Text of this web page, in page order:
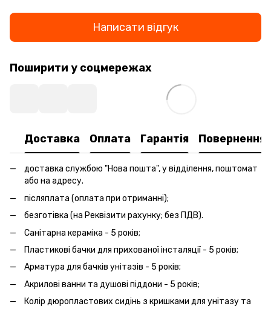
Написати відгук
Поширити у соцмережах
Доставка Оплата Гарантія Повернення
доставка службою "Нова пошта", у відділення, поштомат
або на адресу.
післяплата (оплата при отриманні);
безготівка (на Реквізити рахунку; без ПДВ).
Санітарна кераміка - 5 років;
Пластикові бачки для прихованої інсталяції - 5 років;
Арматура для бачків унітазів - 5 років;
Акрилові ванни та душові піддони - 5 років;
Колір дюропластових сидінь з кришками для унітазу та